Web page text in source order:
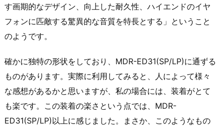
す画期的なデザイン、向上した耐久性、ハイエンドのイヤ
フォンに匹敵する驚異的な音質を特長とする 」ということ
のようです。
確かに独特の形状をしており、MDR-ED31(SP/LP)に通ずる
ものがあります。実際に利用してみると、人によって様々
な感想があるかと思いますが、私の場合には、装着がとて
も楽です。この装着の楽さという点では、MDR-
ED31(SP/LP)以上に感じました。まさか、このようなもの